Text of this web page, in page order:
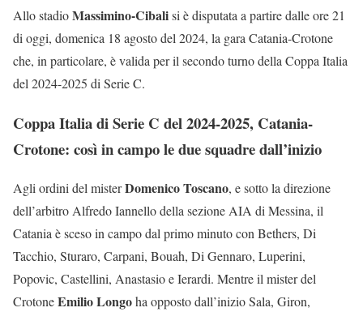
Allo stadioMassimino-Cibalisi è disputata a partire dalle ore 21
di oggi, domenica 18 agosto del 2024, la gara Catania-Crotone
che, in particolare, è valida per il secondo turno della Coppa Italia
del 2024-2025 di Serie C.
Coppa Italia di Serie C del 2024-2025, Catania-
Crotone: così in campo le due squadre dall’inizio
Agli ordini del misterDomenico Toscano, e sotto la direzione
dell’arbitro Alfredo Iannello della sezione AIA di Messina, il
Catania è sceso in campo dal primo minuto con Bethers, Di
Tacchio, Sturaro, Carpani, Bouah, Di Gennaro, Luperini,
Popovic, Castellini, Anastasio e Ierardi. Mentre il mister del
CrotoneEmilio Longoha opposto dall’inizio Sala, Giron,